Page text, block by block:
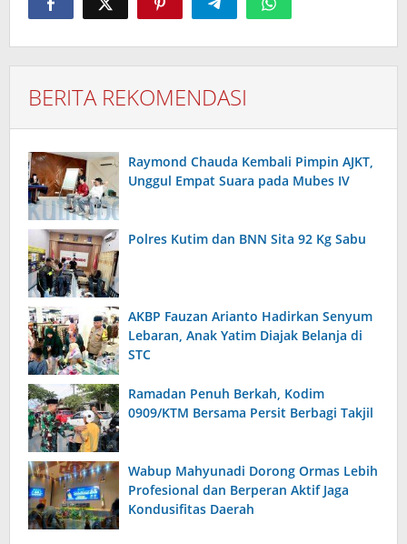
BERITA REKOMENDASI
Raymond Chauda Kembali Pimpin AJKT,
Unggul Empat Suara pada Mubes IV
Polres Kutim dan BNN Sita 92 Kg Sabu
AKBP Fauzan Arianto Hadirkan Senyum
Lebaran, Anak Yatim Diajak Belanja di
STC
Ramadan Penuh Berkah, Kodim
0909/KTM Bersama Persit Berbagi Takjil
Wabup Mahyunadi Dorong Ormas Lebih
Profesional dan Berperan Aktif Jaga
Kondusifitas Daerah